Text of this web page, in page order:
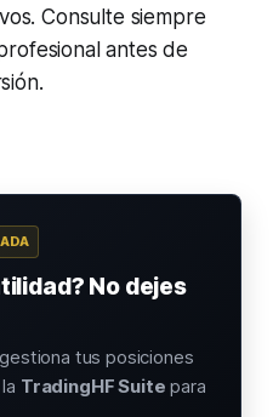
Consulte siempre
antes de
No dejes
tus posiciones
TradingHF Suite para